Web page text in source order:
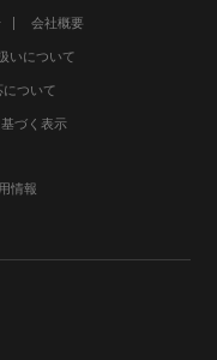
会社概要
いについて
について
づく表示
情報